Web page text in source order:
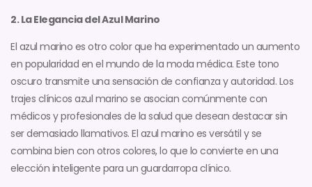
2. La Elegancia del Azul Marino
El azul marino es otro color que ha experimentado un aumento
en popularidad en el mundo de la moda médica. Este tono
oscuro transmite una sensación de confianza y autoridad. Los
trajes clínicos azul marino se asocian comúnmente con
médicos y profesionales de la salud que desean destacar sin
ser demasiado llamativos. El azul marino es versátil y se
combina bien con otros colores, lo que lo convierte en una
elección inteligente para un guardarropa clínico.